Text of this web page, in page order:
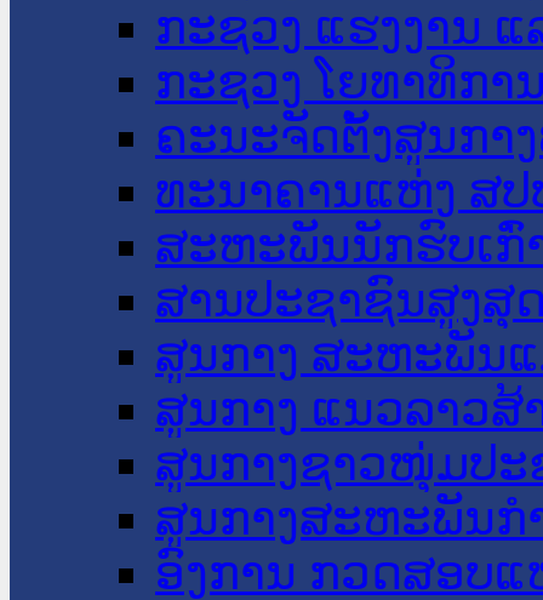
ກະຊວງ ແຮງງານ
ກະຊວງ ໂຍທາທິກາ
ຄະນະຈັດຕັ້ງສູນກາ
ທະນາຄານແຫ່ງ ສປ
ສະຫະພັນນັກຮົບເກົ່
ສານປະຊາຊົນສູງສຸ
ສູນກາງ ສະຫະພັນ
ສູນກາງ ແນວລາວສ້
ສູນກາງຊາວໜຸ່ມປະ
ສູນກາງສະຫະພັນກ
ອົງການ ກວດສອບແ